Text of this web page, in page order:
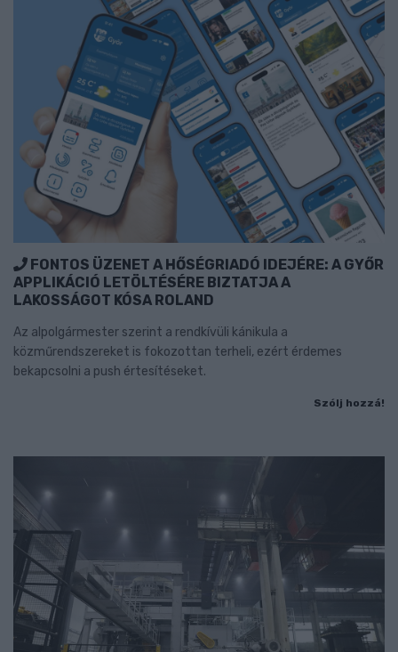
FONTOS ÜZENET A HŐSÉGRIADÓ IDEJÉRE: A GYŐR
APPLIKÁCIÓ LETÖLTÉSÉRE BIZTATJA A
LAKOSSÁGOT KÓSA ROLAND
Az alpolgármester szerint a rendkívüli kánikula a
közműrendszereket is fokozottan terheli, ezért érdemes
bekapcsolni a push értesítéseket.
Szólj hozzá!